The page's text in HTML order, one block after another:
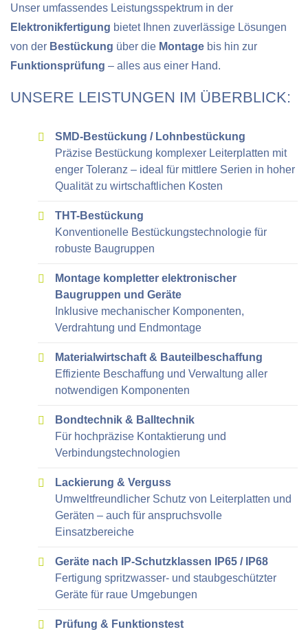
Unser umfassendes Leistungsspektrum in der
Elektronikfertigung bietet Ihnen zuverlässige Lösungen
von der Bestückung über die Montage bis hin zur
Funktionsprüfung – alles aus einer Hand.
UNSERE LEISTUNGEN IM ÜBERBLICK:
SMD-Bestückung / Lohnbestückung
Präzise Bestückung komplexer Leiterplatten mit
enger Toleranz – ideal für mittlere Serien in hoher
Qualität zu wirtschaftlichen Kosten
THT-Bestückung
Konventionelle Bestückungstechnologie für
robuste Baugruppen
Montage kompletter elektronischer
Baugruppen und Geräte
Inklusive mechanischer Komponenten,
Verdrahtung und Endmontage
Materialwirtschaft & Bauteilbeschaffung
Effiziente Beschaffung und Verwaltung aller
notwendigen Komponenten
Bondtechnik & Balltechnik
Für hochpräzise Kontaktierung und
Verbindungstechnologien
Lackierung & Verguss
Umweltfreundlicher Schutz von Leiterplatten und
Geräten – auch für anspruchsvolle
Einsatzbereiche
Geräte nach IP-Schutzklassen IP65 / IP68
Fertigung spritzwasser- und staubgeschützter
Geräte für raue Umgebungen
Prüfung & Funktionstest